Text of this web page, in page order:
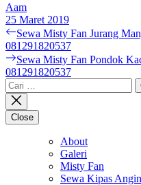
Aam
25 Maret 2019
Navigasi
pos
Previous
post:
Sewa Misty Fan Jurang
081291820537
Next
post:
Sewa Misty Fan Pondok
081291820537
Cari
untuk:
Close
About
Galeri
Misty Fan
Sewa Kipas